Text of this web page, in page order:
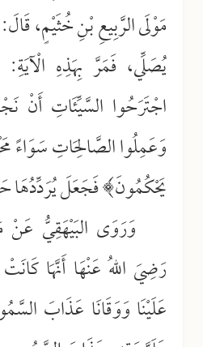
مَوْلَى الرَّبِيعِ بْنِ خُثَيْمٍ،
يُصَلِّي، فَمَرَّ بِهَذِهِ
اجْتَرَحُوا السَّيِّئَاتِ أَنْ
وَعَمِلُوا الصَّالِحَاتِ سَوَاءً
يَحْكُمُونَ﴾ فَجَعَلَ يُرَدِّدُهَا
وَرَوَى البَيْهَقِيُّ
رَضِيَ اللهُ عَنْهَا أَنَّهَا
عَلَيْنَا وَوَقَانَا عَذَابَ